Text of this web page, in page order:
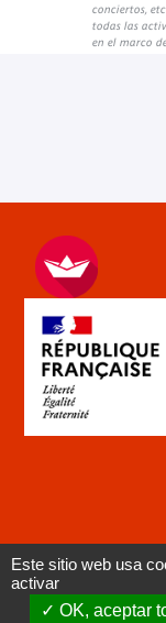
conciertos, etc.
todas las
en el marco
Este sitio web usa
activar
OK, aceptar